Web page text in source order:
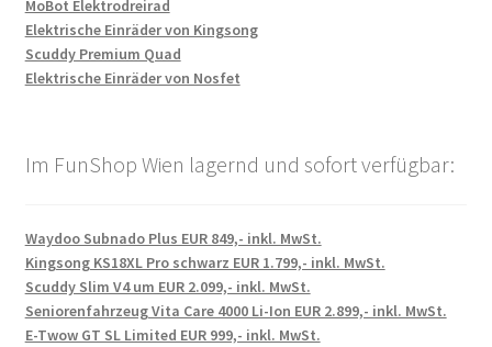
MoBot Elektrodreirad
Elektrische Einräder von Kingsong
Scuddy Premium Quad
Elektrische Einräder von Nosfet
Im FunShop Wien lagernd und sofort verfügbar:
Waydoo Subnado Plus EUR 849,- inkl. MwSt.
Kingsong KS18XL Pro schwarz EUR 1.799,- inkl. MwSt.
Scuddy Slim V4 um EUR 2.099,- inkl. MwSt.
Seniorenfahrzeug Vita Care 4000 Li-Ion EUR 2.899,- inkl. MwSt.
E-Twow GT SL Limited EUR 999,- inkl. MwSt.